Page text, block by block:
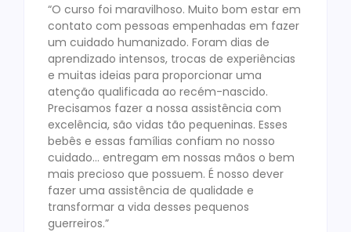
“O curso foi maravilhoso. Muito bom estar em
contato com pessoas empenhadas em fazer
um cuidado humanizado. Foram dias de
aprendizado intensos, trocas de experiências
e muitas ideias para proporcionar uma
atenção qualificada ao recém-nascido.
Precisamos fazer a nossa assistência com
excelência, são vidas tão pequeninas. Esses
bebês e essas famílias confiam no nosso
cuidado… entregam em nossas mãos o bem
mais precioso que possuem. É nosso dever
fazer uma assistência de qualidade e
transformar a vida desses pequenos
guerreiros.”